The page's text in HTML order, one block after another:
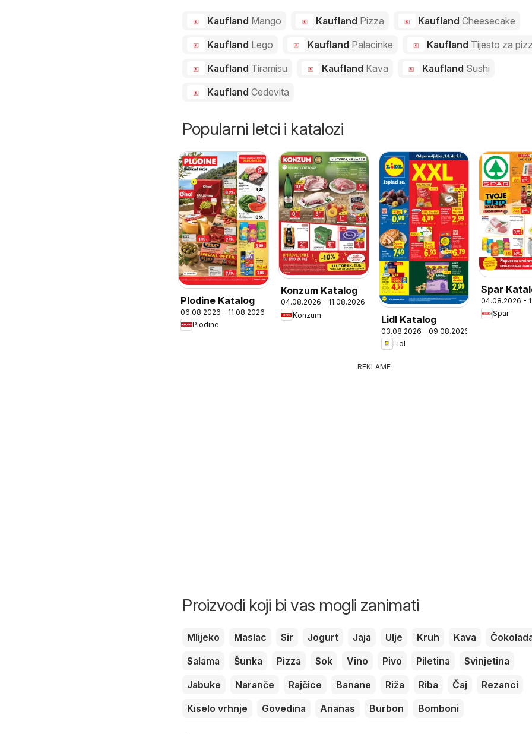
Kaufland Mango Kaufland Pizza KauflandCheesecake
Kaufland Lego Kaufland Palacinke Kaufland Tijesto za
Kaufland Tiramisu Kaufland Kava Kaufland Sushi
Kaufland Cedevita
Popularni letci i katalozi
Plodine Katalog
06.08.2026 - 11.08.2026
Plodine
Konzum Katalog
04.08.2026 - 11.08.2026
Konzum
Lidl Katalog
03.08.2026 - 09.08.2026
Lidl
Spar
04.08.2026 -
Spar
REKLAME
Proizvodi koji bi vas mogli zanimati
Mlijeko Maslac Sir Jogurt Jaja Ulje Kruh Kava
Salama
Šunka Pizza Sok Vino Pivo Piletina
Svinjetina
Jabuke
Naranče Rajčice Banane Riža Riba Čaj
Rezanci
Kiselo vrhnje
Govedina Ananas Burbon Bomboni